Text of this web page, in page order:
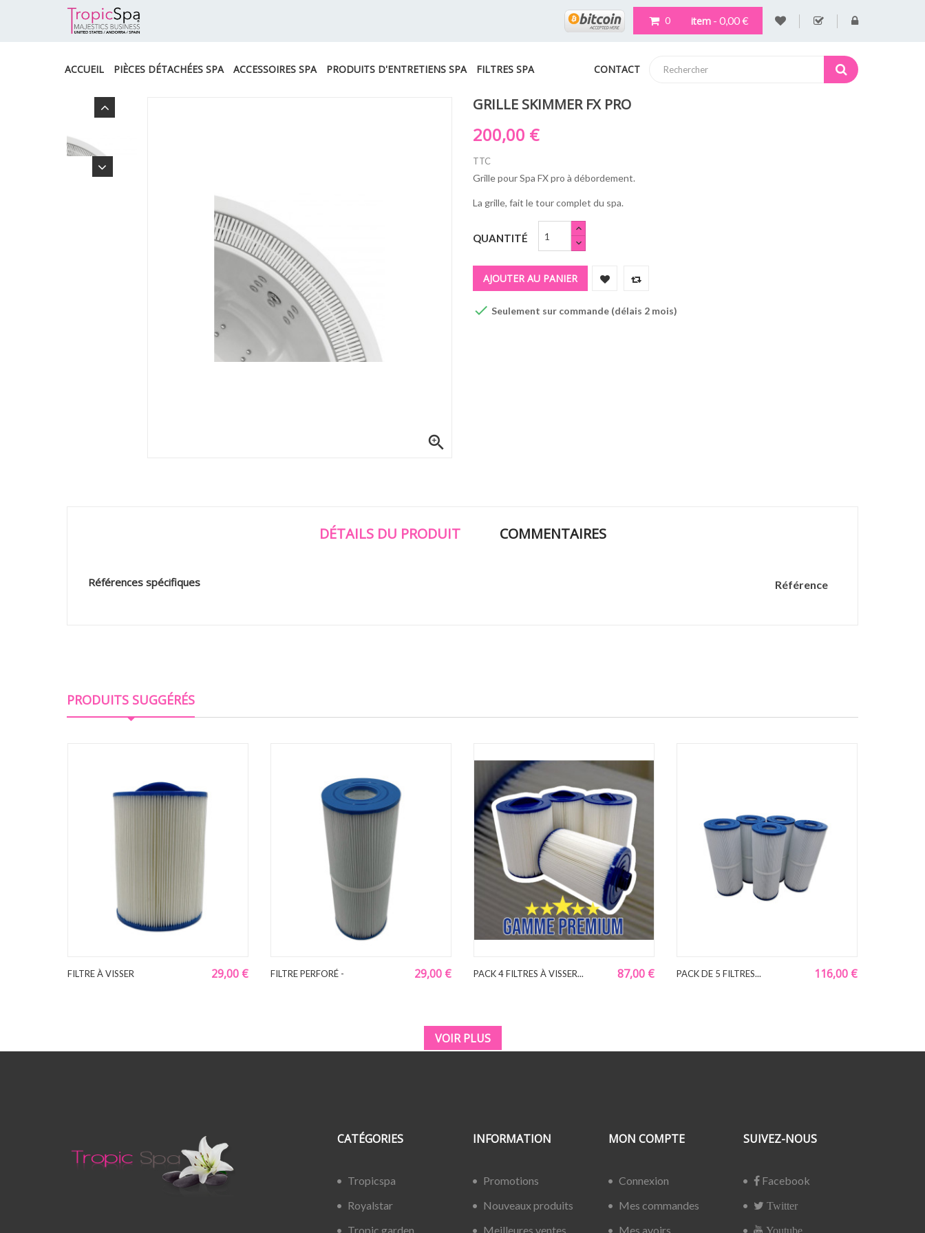
item - 0,00 €
0
ACCUEIL PIÈCES DÉTACHÉES SPA ACCESSOIRES SPA PRODUITS D'ENTRETIENS SPA FILTRES SPA CONTACT

GRILLE SKIMMER FX PRO
200,00 €
TTC
Grille pour Spa FX pro à débordement.
La grille, fait le tour complet du spa.
QUANTITÉ
AJOUTER AU PANIER
 Seulement sur commande (délais 2 mois)
DÉTAILS DU PRODUIT COMMENTAIRES
Référence
Références spécifiques
PRODUITS SUGGÉRÉS
FILTRE À VISSER 29,00 € FILTRE PERFORÉ - 29,00 € PACK 4 FILTRES À VISSER... 87,00 € PACK DE 5 FILTRES... 116,00 €
VOIR PLUS
CATÉGORIES
Tropicspa
Royalstar
Tropic garden
INFORMATION
Promotions
Nouveaux produits
Meilleures ventes
MON COMPTE
Connexion
Mes commandes
Mes avoirs
SUIVEZ-NOUS
Facebook
Twitter
Youtube